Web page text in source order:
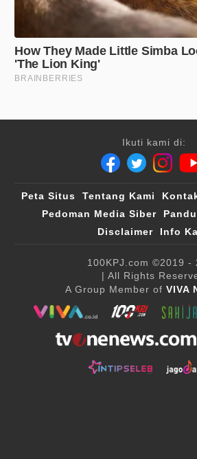
Ikuti kami di:
Peta Situs Tentang Kami
Pedoman Media Siber
Disclaimer
Info
100KPJ.com ©2019 -
| All Rights
A Group Member of VIVA